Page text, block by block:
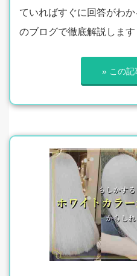
ていればすぐに回答がわ
のブログで徹底解説しま
» この記